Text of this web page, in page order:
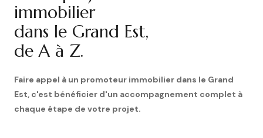
immobilier
dans le Grand Est,
de A à Z.
Faire appel à un promoteur immobilier dans le Grand
Est, c'est bénéficier d'un accompagnement complet à
chaque étape de votre projet.